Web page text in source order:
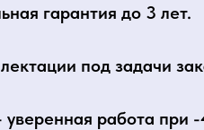
гарантия до 3 лет.
под задачи
уверенная работа при